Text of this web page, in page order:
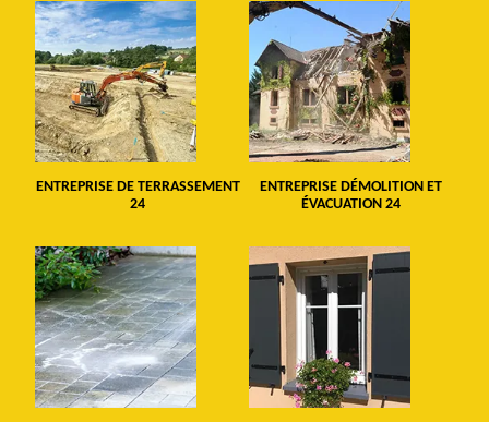
ENTREPRISE DE TERRASSEMENT
24
ENTREPRISE DÉMOLITION ET
ÉVACUATION 24